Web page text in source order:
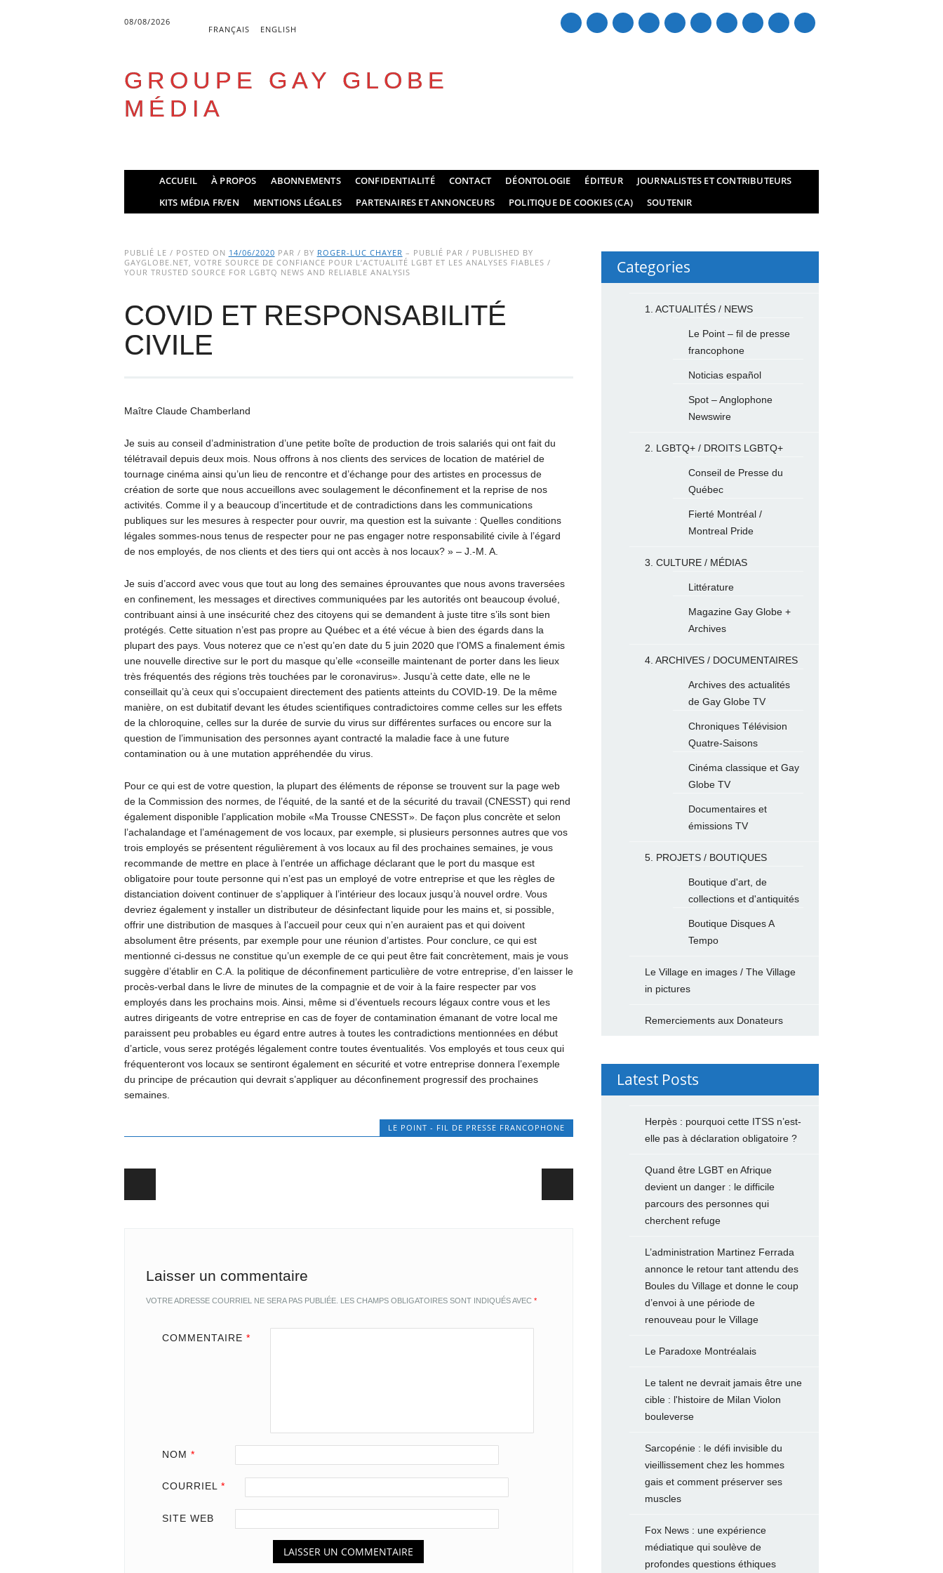
08/08/2026
FRANÇAIS ENGLISH
mail
GROUPE GAY GLOBE
MÉDIA
Main menu
ACCUEIL À PROPOS ABONNEMENTS CONFIDENTIALITÉ CONTACT DÉONTOLOGIE ÉDITEUR
JOURNALISTES ET CONTRIBUTEURS
KITS MÉDIA FR/EN
MENTIONS LÉGALES PARTENAIRES ET ANNONCEURS POLITIQUE DE COOKIES (CA) SOUTENIR
PUBLIÉ LE / POSTED ON 14/06/2020 PAR / BY ROGER-LUC CHAYER – PUBLIÉ PAR / PUBLISHED BY
GAYGLOBE.NET, VOTRE SOURCE DE CONFIANCE POUR L’ACTUALITÉ LGBT ET LES ANALYSES FIABLES /
YOUR TRUSTED SOURCE FOR LGBTQ NEWS AND RELIABLE ANALYSIS
COVID ET RESPONSABILITÉ
CIVILE
Maître Claude Chamberland
Je suis au conseil d’administration d’une petite boîte de production de trois salariés qui ont fait du
télétravail depuis deux mois. Nous offrons à nos clients des services de location de matériel de
tournage cinéma ainsi qu’un lieu de rencontre et d’échange pour des artistes en processus de
création de sorte que nous accueillons avec soulagement le déconfinement et la reprise de nos
activités. Comme il y a beaucoup d’incertitude et de contradictions dans les communications
publiques sur les mesures à respecter pour ouvrir, ma question est la suivante : Quelles conditions
légales sommes-nous tenus de respecter pour ne pas engager notre responsabilité civile à l’égard
de nos employés, de nos clients et des tiers qui ont accès à nos locaux? » – J.-M. A.
Je suis d’accord avec vous que tout au long des semaines éprouvantes que nous avons traversées
en confinement, les messages et directives communiquées par les autorités ont beaucoup évolué,
contribuant ainsi à une insécurité chez des citoyens qui se demandent à juste titre s’ils sont bien
protégés. Cette situation n’est pas propre au Québec et a été vécue à bien des égards dans la
plupart des pays. Vous noterez que ce n’est qu’en date du 5 juin 2020 que l’OMS a finalement émis
une nouvelle directive sur le port du masque qu’elle «conseille maintenant de porter dans les lieux
très fréquentés des régions très touchées par le coronavirus». Jusqu’à cette date, elle ne le
conseillait qu’à ceux qui s’occupaient directement des patients atteints du COVID-19. De la même
manière, on est dubitatif devant les études scientifiques contradictoires comme celles sur les effets
de la chloroquine, celles sur la durée de survie du virus sur différentes surfaces ou encore sur la
question de l’immunisation des personnes ayant contracté la maladie face à une future
contamination ou à une mutation appréhendée du virus.
Pour ce qui est de votre question, la plupart des éléments de réponse se trouvent sur la page web
de la Commission des normes, de l’équité, de la santé et de la sécurité du travail (CNESST) qui rend
également disponible l’application mobile «Ma Trousse CNESST». De façon plus concrète et selon
l’achalandage et l’aménagement de vos locaux, par exemple, si plusieurs personnes autres que vos
trois employés se présentent régulièrement à vos locaux au fil des prochaines semaines, je vous
recommande de mettre en place à l’entrée un affichage déclarant que le port du masque est
obligatoire pour toute personne qui n’est pas un employé de votre entreprise et que les règles de
distanciation doivent continuer de s’appliquer à l’intérieur des locaux jusqu’à nouvel ordre. Vous
devriez également y installer un distributeur de désinfectant liquide pour les mains et, si possible,
offrir une distribution de masques à l’accueil pour ceux qui n’en auraient pas et qui doivent
absolument être présents, par exemple pour une réunion d’artistes. Pour conclure, ce qui est
mentionné ci-dessus ne constitue qu’un exemple de ce qui peut être fait concrètement, mais je vous
suggère d’établir en C.A. la politique de déconfinement particulière de votre entreprise, d’en laisser le
procès-verbal dans le livre de minutes de la compagnie et de voir à la faire respecter par vos
employés dans les prochains mois. Ainsi, même si d’éventuels recours légaux contre vous et les
autres dirigeants de votre entreprise en cas de foyer de contamination émanant de votre local me
paraissent peu probables eu égard entre autres à toutes les contradictions mentionnées en début
d’article, vous serez protégés légalement contre toutes éventualités. Vos employés et tous ceux qui
fréquenteront vos locaux se sentiront également en sécurité et votre entreprise donnera l’exemple
du principe de précaution qui devrait s’appliquer au déconfinement progressif des prochaines
semaines.
LE POINT - FIL DE PRESSE FRANCOPHONE
Post navigation
Laisser un commentaire
VOTRE ADRESSE COURRIEL NE SERA PAS PUBLIÉE. LES CHAMPS OBLIGATOIRES SONT INDIQUÉS AVEC *
COMMENTAIRE *
NOM *
COURRIEL *
SITE WEB
Categories
1. ACTUALITÉS / NEWS
Le Point – fil de presse
francophone
Noticias español
Spot – Anglophone
Newswire
2. LGBTQ+ / DROITS LGBTQ+
Conseil de Presse du
Québec
Fierté Montréal /
Montreal Pride
3. CULTURE / MÉDIAS
Littérature
Magazine Gay Globe +
Archives
4. ARCHIVES / DOCUMENTAIRES
Archives des actualités
de Gay Globe TV
Chroniques Télévision
Quatre-Saisons
Cinéma classique et Gay
Globe TV
Documentaires et
émissions TV
5. PROJETS / BOUTIQUES
Boutique d'art, de
collections et d'antiquités
Boutique Disques A
Tempo
Le Village en images / The Village
in pictures
Remerciements aux Donateurs
Latest Posts
Herpès : pourquoi cette ITSS n’est-
elle pas à déclaration obligatoire ?
Quand être LGBT en Afrique
devient un danger : le difficile
parcours des personnes qui
cherchent refuge
L’administration Martinez Ferrada
annonce le retour tant attendu des
Boules du Village et donne le coup
d’envoi à une période de
renouveau pour le Village
Le Paradoxe Montréalais
Le talent ne devrait jamais être une
cible : l'histoire de Milan Violon
bouleverse
Sarcopénie : le défi invisible du
vieillissement chez les hommes
gais et comment préserver ses
muscles
Fox News : une expérience
médiatique qui soulève de
profondes questions éthiques